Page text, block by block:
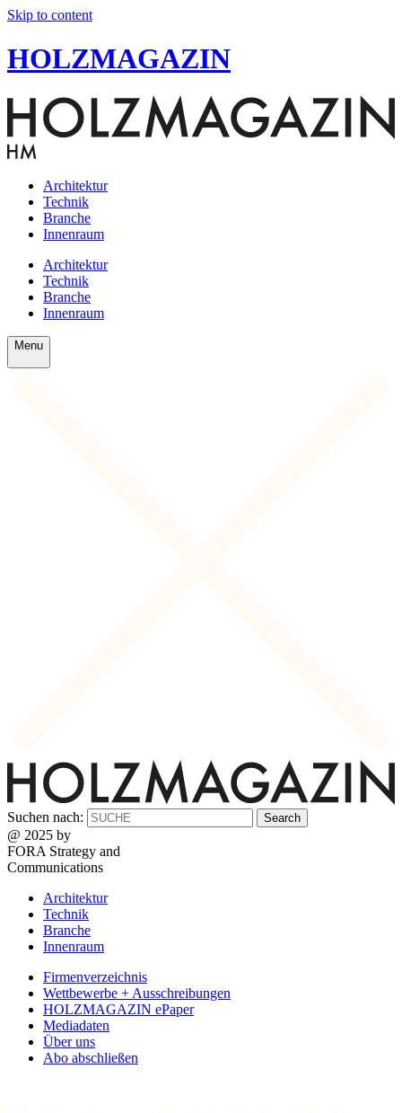
Skip to content
HOLZMAGAZIN
Architektur
Technik
Branche
Innenraum
Architektur
Technik
Branche
Innenraum
Menu
Suchen nach:
@ 2025 by
FORA Strategy and
Communications
Architektur
Technik
Branche
Innenraum
Firmenverzeichnis
Wettbewerbe + Ausschreibungen
HOLZMAGAZIN ePaper
Mediadaten
Über uns
Abo abschließen